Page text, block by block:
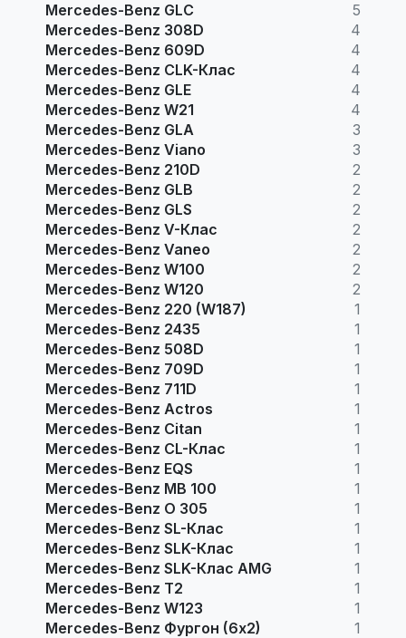
Mercedes-Benz GLC
5
Mercedes-Benz 308D
4
Mercedes-Benz 609D
4
Mercedes-Benz CLK-Клас
4
Mercedes-Benz GLE
4
Mercedes-Benz W21
4
Mercedes-Benz GLA
3
Mercedes-Benz Viano
3
Mercedes-Benz 210D
2
Mercedes-Benz GLB
2
Mercedes-Benz GLS
2
Mercedes-Benz V-Клас
2
Mercedes-Benz Vaneo
2
Mercedes-Benz W100
2
Mercedes-Benz W120
2
Mercedes-Benz 220 (W187)
1
Mercedes-Benz 2435
1
Mercedes-Benz 508D
1
Mercedes-Benz 709D
1
Mercedes-Benz 711D
1
Mercedes-Benz Actros
1
Mercedes-Benz Citan
1
Mercedes-Benz CL-Клас
1
Mercedes-Benz EQS
1
Mercedes-Benz MB 100
1
Mercedes-Benz O 305
1
Mercedes-Benz SL-Клас
1
Mercedes-Benz SLK-Клас
1
Mercedes-Benz SLK-Клас AMG
1
Mercedes-Benz T2
1
Mercedes-Benz W123
1
Mercedes-Benz Фургон (6х2)
1